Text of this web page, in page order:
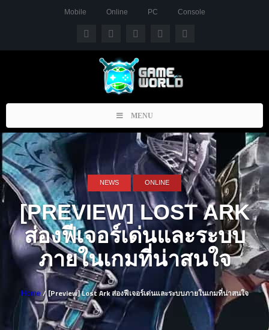
Mobile Online PC Console
Toggle
navigation
MENU
NEWS ONLINE
[PREVIEW] LOST ARK
ส่องฟีเจอร์เด่นและระบบ
ภายในเกมที่น่าสนใจ
Home / [Preview] Lost Ark ส่องฟีเจอร์เด่นและระบบภายในเกมที่น่าสนใจ